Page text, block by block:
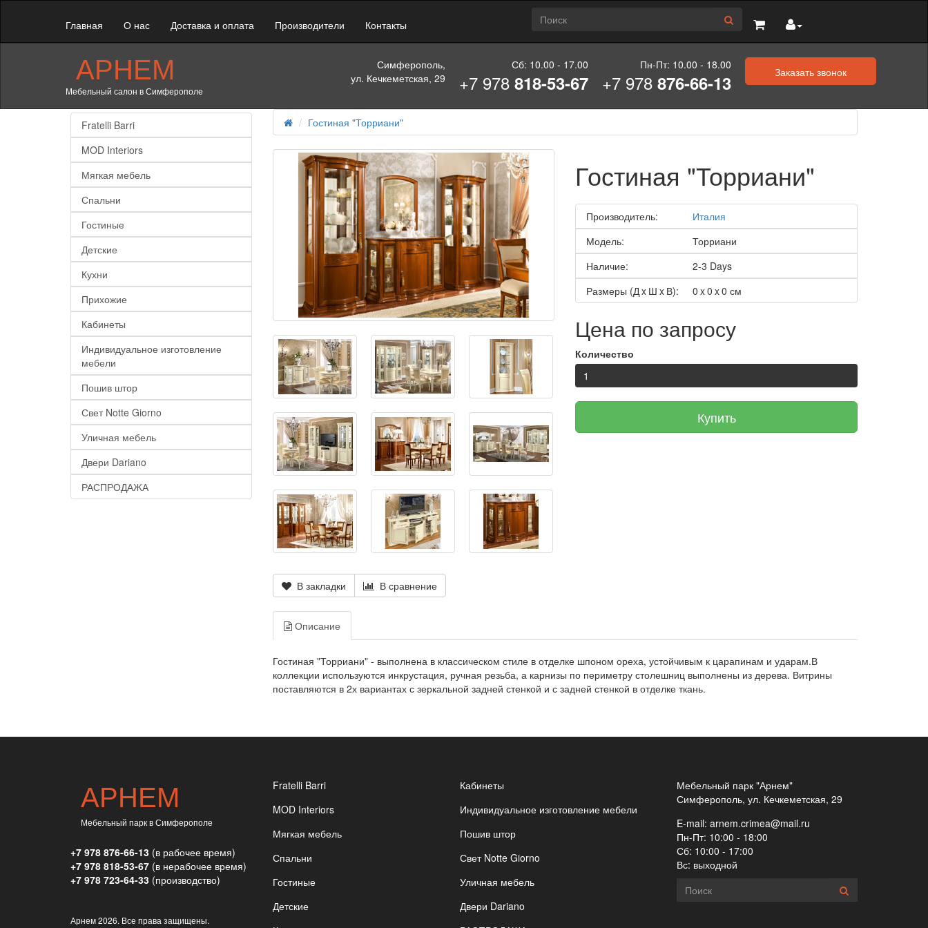
Главная О нас Доставка и оплата Производители Контакты
АРНЕМ
Мебельный салон в Симферополе
Симферополь,
ул. Кечкеметская, 29
Сб: 10.00 - 17.00
+7 978818-53-67
Пн-Пт: 10.00 - 18.00
+7 978876-66-13 Заказать звонок
Fratelli Barri
MOD Interiors
Мягкая мебель
Спальни
Гостиные
Детские
Кухни
Прихожие
Кабинеты
Индивидуальное изготовление
мебели
Пошив штор
Свет Notte Giorno
Уличная мебель
Двери Dariano
РАСПРОДАЖА
Гостиная "Торриани"
В закладки В сравнение
Гостиная "Торриани"
Производитель:
Италия
Модель:
Торриани
Наличие:
2-3 Days
Размеры (Д x Ш x В):
0 x 0 x 0 см
Цена по запросу
Количество
Купить
Описание
Гостиная "Торриани" - выполнена в классическом стиле в отделке шпоном ореха, устойчивым к царапинам и ударам.В
коллекции используются инкрустация, ручная резьба, а карнизы по периметру столешниц выполнены из дерева. Витрины
поставляются в 2х вариантах с зеркальной задней стенкой и с задней стенкой в отделке ткань.
АРНЕМ
Мебельный парк в Симферополе
+7 978 876-66-13 (в рабочее время)
+7 978 818-53-67 (в нерабочее время)
+7 978 723-64-33 (производство)
Арнем2026. Все права защищены.
Fratelli Barri
MOD Interiors
Мягкая мебель
Спальни
Гостиные
Детские
Кабинеты
Индивидуальное изготовление мебели
Пошив штор
Свет Notte Giorno
Уличная мебель
Двери Dariano
Мебельный парк "Арнем"
Симферополь, ул. Кечкеметская, 29
E-mail: arnem.crimea@mail.ru
Пн-Пт: 10:00 - 18:00
Сб: 10:00 - 17:00
Вс: выходной